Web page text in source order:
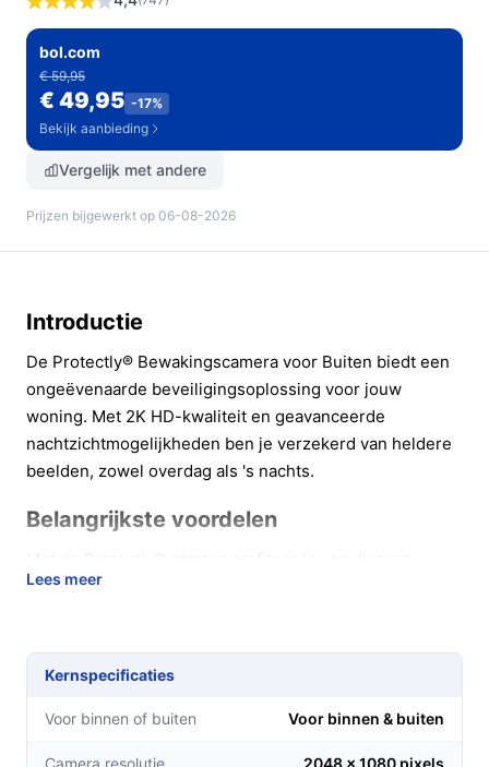
bol.com
€ 59,95
€ 49,95 -17%
Bekijk aanbieding
Vergelijk met andere
Prijzen bijgewerkt op 06-08-2026
Introductie
De Protectly® Bewakingscamera voor Buiten biedt een
ongeëvenaarde beveiligingsoplossing voor jouw
woning. Met 2K HD-kwaliteit en geavanceerde
nachtzichtmogelijkheden ben je verzekerd van heldere
beelden, zowel overdag als 's nachts.
Belangrijkste voordelen
praktische voordelen die je gemoedsrust vergroten.
HD-resolutie van 3MP zijn zelfs de kleinste details
zichtbaar, zodat je altijd weet wat er rondom je huis
gebeurt.
Lees meer
Kernspecificaties
Voor binnen of buiten Voor binnen & buiten
Camera resolutie 2048 x 1080 pixels